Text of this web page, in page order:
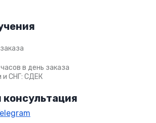
в день заказа
и СНГ: СДЕК
консультация